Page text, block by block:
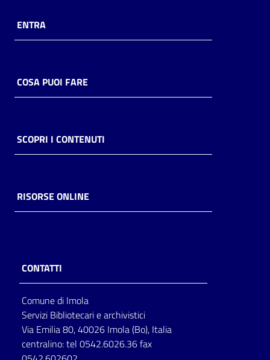
ENTRA
COSA PUOI FARE
SCOPRI I CONTENUTI
RISORSE ONLINE
CONTATTI
Comune di Imola
Servizi Bibliotecari e archivistici
Via Emilia 80, 40026 Imola (Bo), Italia
centralino: tel 0542.6026.36 fax